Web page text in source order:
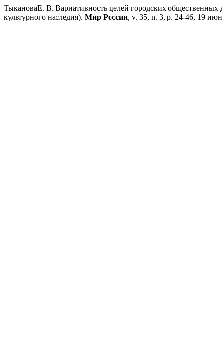
ТыкановаЕ. В. Вариативность целей городских
культурного наследия). Мир России, v. 35, n. 3, p. 24-46, 19